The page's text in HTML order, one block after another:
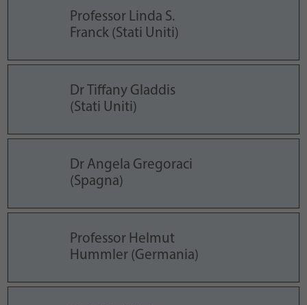
Professor Linda S.
Franck (Stati Uniti)
Dr Tiffany Gladdis
(Stati Uniti)
Dr Angela Gregoraci
(Spagna)
Professor Helmut
Hummler (Germania)